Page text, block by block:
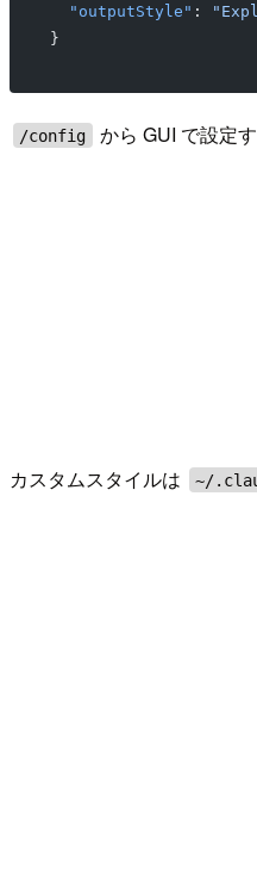
  "outputStyle"
:
}
/config から GUI で設定
カスタムスタイルは ~/